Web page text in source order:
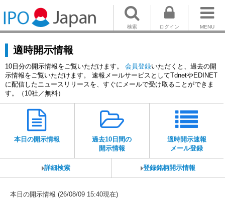
MENU
ログイン
検索
適時開示情報
10日分の開示情報をご覧いただけます。 会員登録いただくと、過去の開
示情報をご覧いただけます。 速報メールサービスとしてTdnetやEDINET
に配信したニュースリリースを、すぐにメールで受け取ることができま
す。（10社／無料）
本日の開示情報
過去10日間の
開示情報
適時開示速報
メール登録
詳細検索 登録銘柄開示情報
本日の開示情報 (26/08/09 15:40現在)